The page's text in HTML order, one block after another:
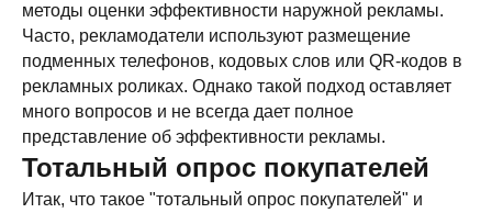
методы оценки эффективности наружной рекламы.
Часто, рекламодатели используют размещение
подменных телефонов, кодовых слов или QR-кодов в
рекламных роликах. Однако такой подход оставляет
много вопросов и не всегда дает полное
представление об эффективности рекламы.
Тотальный опрос покупателей
Итак, что такое "тотальный опрос покупателей" и